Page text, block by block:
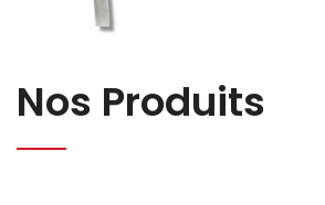
Nos Produits